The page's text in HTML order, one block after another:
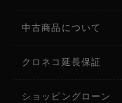
中古商品について
クロネコ延長保証
ショッピングローン